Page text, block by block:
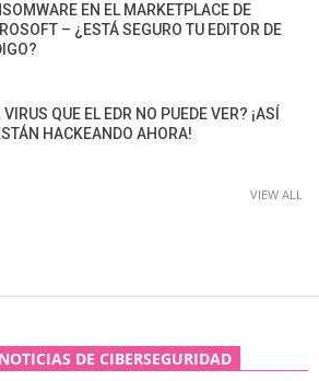
EN EL MARKETPLACE DE
– ¿ESTÁ SEGURO TU EDITOR DE
VIRUS QUE EL EDR NO PUEDE VER? ¡ASÍ
HACKEANDO AHORA!
VIEW ALL
DE CIBERSEGURIDAD